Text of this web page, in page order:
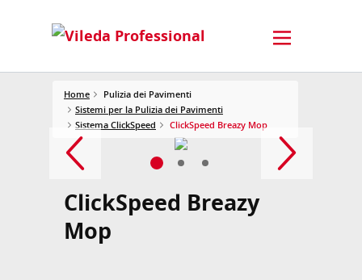
Home
Pulizia dei Pavimenti
Sistemi per la Pulizia dei Pavimenti
Sistema ClickSpeed
ClickSpeed Breazy Mop
ClickSpeed Breazy
Mop